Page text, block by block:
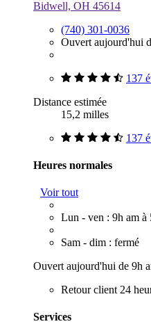
Bidwell, OH 45614
(740) 301-0036
Ouvert aujourd'hui
137
Distance estimée
15,2 milles
137
Heures normales
Voir tout
Lun - ven : 9h am à
Sam - dim : fermé
Ouvert aujourd'hui de 9h
Retour client 24
Services